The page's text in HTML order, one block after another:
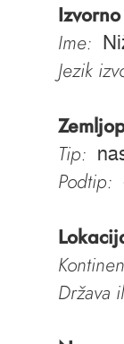
Ime:
Jezik
Tip:
Podtip:
Država